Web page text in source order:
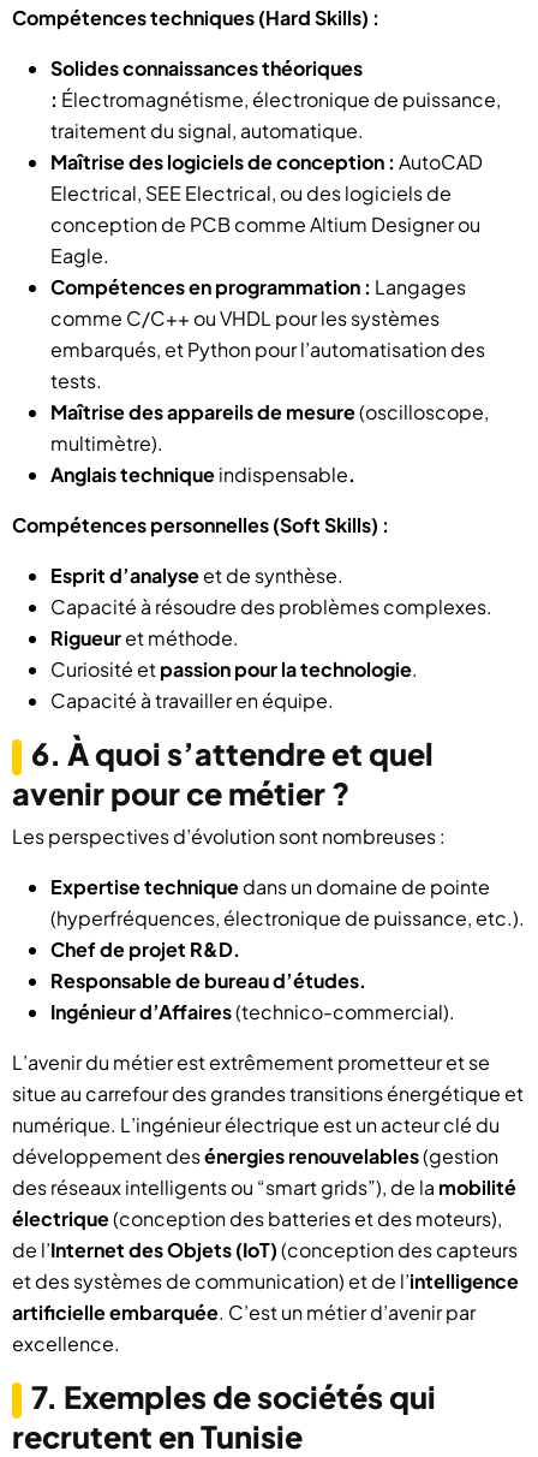
Compétences techniques (Hard Skills) :
Solides connaissances théoriques
: Électromagnétisme, électronique de puissance,
traitement du signal, automatique.
Maîtrise des logiciels de conception : AutoCAD
Electrical, SEE Electrical, ou des logiciels de
conception de PCB comme Altium Designer ou
Eagle.
Compétences en programmation : Langages
comme C/C++ ou VHDL pour les systèmes
embarqués, et Python pour l’automatisation des
tests.
Maîtrise des appareils de mesure(oscilloscope,
multimètre).
Anglais techniqueindispensable.
Compétences personnelles (Soft Skills) :
Esprit d’analyseet de synthèse.
Capacité à résoudre des problèmes complexes.
Rigueuret méthode.
Curiosité etpassion pour la technologie.
Capacité à travailler en équipe.
6. À quoi s’attendre et quel
avenir pour ce métier ?
Les perspectives d’évolution sont nombreuses :
Expertise techniquedans un domaine de pointe
(hyperfréquences, électronique de puissance, etc.).
Chef de projet R&D.
Responsable de bureau d’études.
Ingénieur d’Affaires(technico-commercial).
L’avenir du métier est extrêmement prometteur et se
situe au carrefour des grandes transitions énergétique et
numérique. L’ingénieur électrique est un acteur clé du
développement desénergies renouvelables(gestion
des réseaux intelligents ou “smart grids”), de la mobilité
électrique(conception des batteries et des moteurs),
de l’Internet des Objets (IoT)(conception des capteurs
et des systèmes de communication) et de l’intelligence
artificielle embarquée. C’est un métier d’avenir par
excellence.
7. Exemples de sociétés qui
recrutent en Tunisie